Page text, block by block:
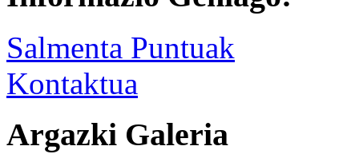
Salmenta Puntuak
Kontaktua
Argazki Galeria